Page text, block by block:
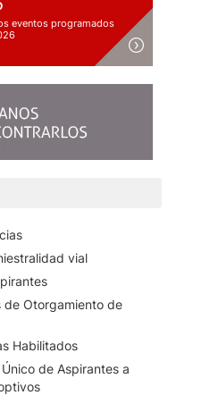
eventos programados
vial
de Otorgamiento de
Habilitados
de Aspirantes a